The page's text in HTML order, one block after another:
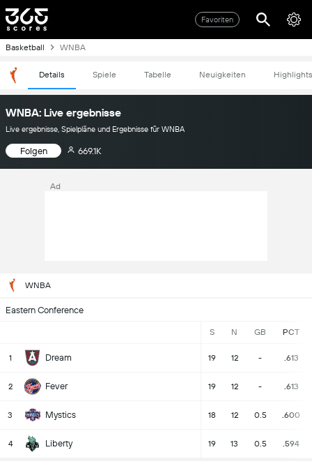
Favoriten
Basketball WNBA
Details Spiele Tabelle Neuigkeiten Highlights
WNBA: Live ergebnisse
Live ergebnisse, Spielpläne und Ergebnisse für WNBA
Folgen 669.1K
Ad
WNBA
Eastern Conference
S N GB PCT
1 Dream 19 12 - .613
2 Fever 19 12 - .613
3 Mystics 18 12 0.5 .600
4 Liberty 19 13 0.5 .594